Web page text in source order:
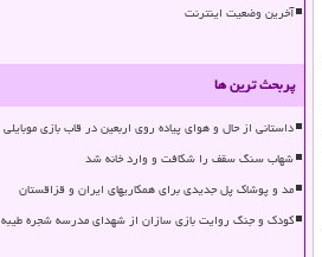
آخرین وضعیت اینترنت
پربحث ترین ها
داستانی از حال و هوای پیاده روی اربعین در قاب بازی موبایلی
شهاب سنگ سقف را شکافت و وارد خانه شد
مد و پوشاک پل جدیدی برای همکاریهای ایران و قزاقستان
کودک و جنگ روایت بازی سازان از شهدای مدرسه شجره طیبه